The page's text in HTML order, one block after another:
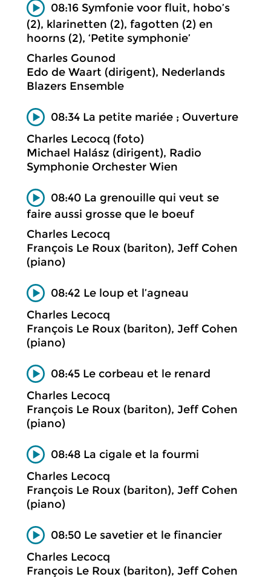
08:16 Symfonie voor fluit, hobo’s
(2), klarinetten (2), fagotten (2) en
hoorns (2), ‘Petite symphonie’
Charles Gounod
Edo de Waart (dirigent), Nederlands
Blazers Ensemble
08:34 La petite mariée ; Ouverture
Charles Lecocq (foto)
Michael Halász (dirigent), Radio
Symphonie Orchester Wien
08:40 La grenouille qui veut se
faire aussi grosse que le boeuf
Charles Lecocq
François Le Roux (bariton), Jeff Cohen
(piano)
08:42 Le loup et l’agneau
Charles Lecocq
François Le Roux (bariton), Jeff Cohen
(piano)
08:45 Le corbeau et le renard
Charles Lecocq
François Le Roux (bariton), Jeff Cohen
(piano)
08:48 La cigale et la fourmi
Charles Lecocq
François Le Roux (bariton), Jeff Cohen
(piano)
08:50 Le savetier et le financier
Charles Lecocq
François Le Roux (bariton), Jeff Cohen